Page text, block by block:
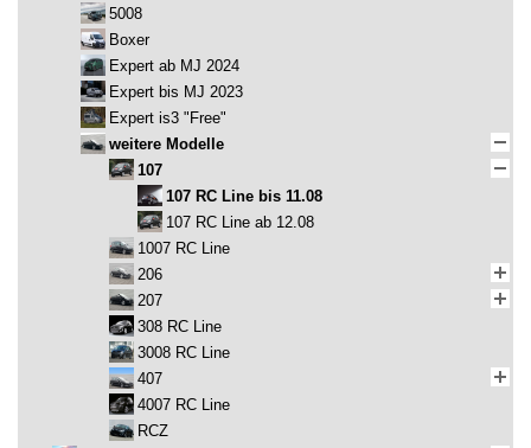
5008
Boxer
Expert ab MJ 2024
Expert bis MJ 2023
Expert is3 "Free"
weitere Modelle
107
107 RC Line bis 11.08
107 RC Line ab 12.08
1007 RC Line
206
207
308 RC Line
3008 RC Line
407
4007 RC Line
RCZ